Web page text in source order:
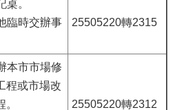
桌。
臨時交辦事
25505220轉2315
本市市場修
程或市場改
25505220轉2312